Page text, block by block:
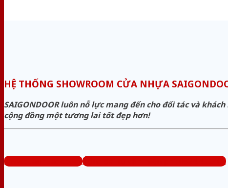
HỆ THỐNG SHOWROOM CỬA NHỰA
SAIGONDOOR luôn nỗ lực mang đến cho đối tác và
cộng đồng một tương lai tốt đẹp hơn!
www.cuanhuago.com Tổng đài tư vấn miễn phí: 0824.400.400